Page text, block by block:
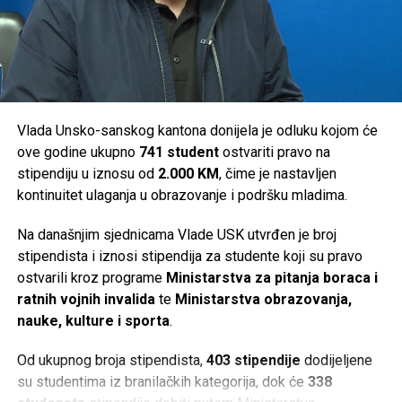
Sanski Most –36.000 KM
Velika Kladuša – 36.000 KM
Ukupno je za podršku turističkim manifestacijama na
Share Post
Share
Tweet Share
Mail
Vlada Unsko-sanskog kantona donijela je odluku kojom će
ove godine ukupno 741 studentostvariti pravo na
stipendiju u iznosu od 2.000 KM, čime je nastavljen
kontinuitet ulaganja u obrazovanje i podršku mladima.
Na današnjim sjednicama Vlade USK utvrđen je broj
stipendista i iznosi stipendija za studente koji su pravo
ostvarili kroz programe Ministarstva za pitanja boraca i
ratnih vojnih invalida te Ministarstva obrazovanja,
nauke, kulture i sporta.
Od ukupnog broja stipendista, 403 stipendije dodijeljene
su studentima iz branilačkih kategorija, dok će 338